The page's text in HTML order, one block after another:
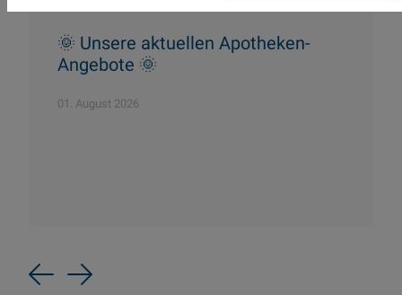
🌞 Unsere aktuellen Apotheken-
Angebote 🌞
01. August 2026
Previous
Next